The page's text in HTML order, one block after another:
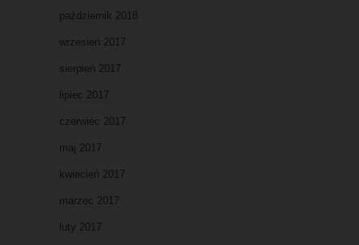
październik 2018
wrzesień 2017
sierpień 2017
lipiec 2017
czerwiec 2017
maj 2017
kwiecień 2017
marzec 2017
luty 2017